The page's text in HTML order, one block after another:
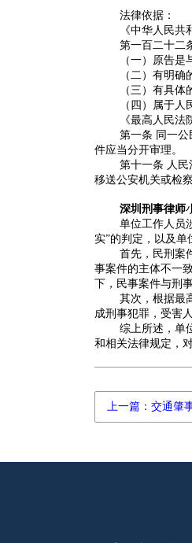
法律依据：
《中华人民
第一百二十二
（一）原告
（二）有明确
（三）有具体
（四）属于
《最高人民
第一条 同一公
件应当分开审理。
第十一条 人
移送公安机关或检察
深圳刑事律师
单位工作人员
实”的判定，以及单
首先，民刑案
事案件的主体不一
下，民事案件与刑
其次，根据最
成刑事犯罪，受害
综上所述，单
和相关法律规定，
上一篇：交通肇